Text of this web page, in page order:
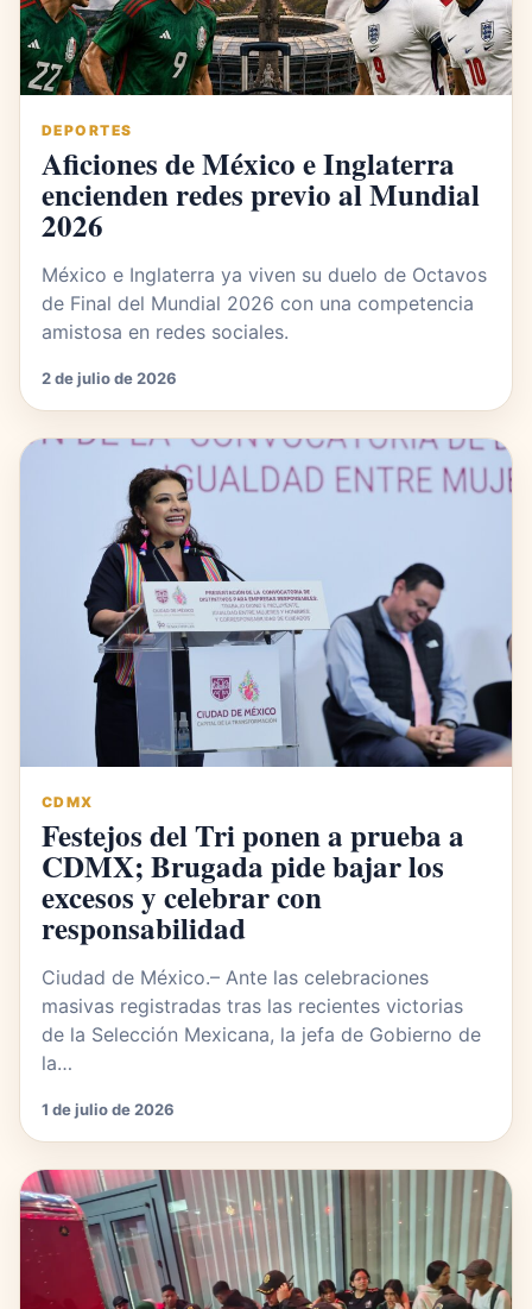
DEPORTES
Aficiones de México e Inglaterra
encienden redes previo al Mundial
2026
México e Inglaterra ya viven su duelo de Octavos
de Final del Mundial 2026 con una competencia
amistosa en redes sociales.
2 de julio de 2026
CDMX
Festejos del Tri ponen a prueba a
CDMX; Brugada pide bajar los
excesos y celebrar con
responsabilidad
Ciudad de México.– Ante las celebraciones
masivas registradas tras las recientes victorias
de la Selección Mexicana, la jefa de Gobierno de
la…
1 de julio de 2026